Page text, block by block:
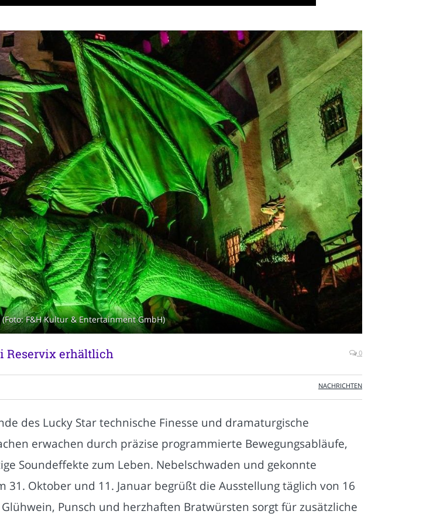
F&H Kultur & Entertainment GmbH)
Reservix erhältlich 0
NACHRICHTEN
des Lucky Star technische Finesse und dramaturgische
erwachen durch präzise programmierte Bewegungsabläufe,
Soundeffekte zum Leben. Nebelschwaden und gekonnte
Oktober und 11. Januar begrüßt die Ausstellung täglich von 16
Punsch und herzhaften Bratwürsten sorgt für zusätzliche